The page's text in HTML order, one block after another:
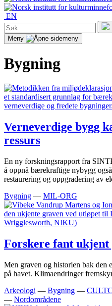
EN
Søk
etter:
Meny
Bygning
Verneverdige bygg
ressurs
En ny forskningsrapport fra
å oppnå bærekraftige nybygg
restaurering og oppgradering av
Bygning — MIL-ORG
Forskere fant ukjent
Men graven og historien bak den
på havet. Klimaendringer
Arkeologi — Bygning —
— Nordområdene